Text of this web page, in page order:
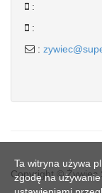
:
:
:
Copyright © Żywiec
Ta witryna używa
zgodę na